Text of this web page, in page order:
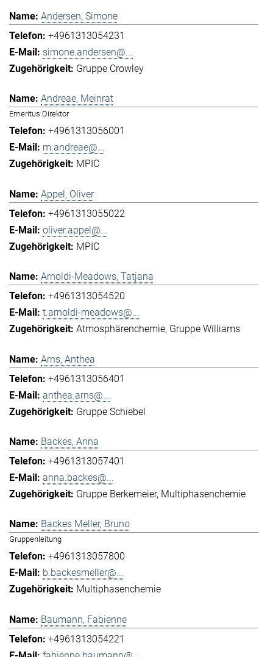
Andersen, Simone
+4961313054231
simone.andersen@...
Gruppe Crowley
Andreae, Meinrat
Emeritus Direktor
+4961313056001
m.andreae@...
MPIC
Appel, Oliver
+4961313055022
oliver.appel@...
MPIC
Arnoldi-Meadows, Tatjana
+4961313054520
t.arnoldi-meadows@...
Atmosphärenchemie Gruppe Williams
Arns, Anthea
+4961313056401
anthea.arns@...
Gruppe Schiebel
Backes, Anna
+4961313057401
anna.backes@...
Gruppe Berkemeier Multiphasenchemie
Backes Meller, Bruno
Gruppenleitung
+4961313057800
b.backesmeller@...
Multiphasenchemie
Baumann, Fabienne
+4961313054221